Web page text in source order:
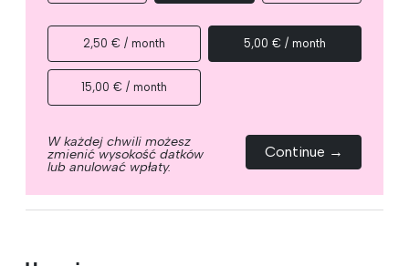
2,50 € / month 5,00 € / month
15,00 € / month
W każdej chwili możesz
zmienić wysokość datków
lub anulować wpłaty.
Continue →